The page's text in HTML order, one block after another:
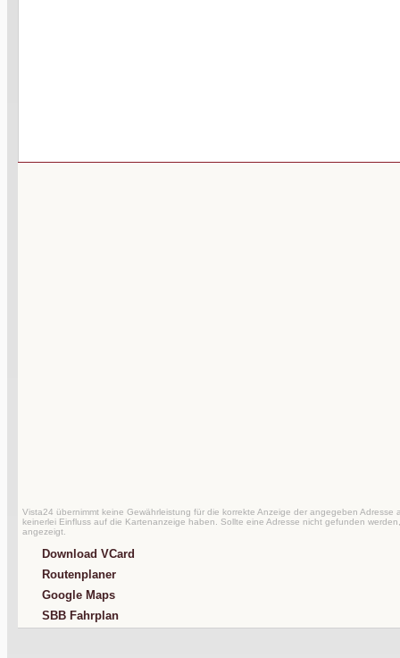
Vista24 übernimmt keine Gewährleistung für die korrekte Anzeige der angegeben Adresse
keinerlei Einfluss auf die Kartenanzeige haben. Sollte eine Adresse nicht gefunden
angezeigt.
Download VCard
Routenplaner
Google Maps
SBB Fahrplan